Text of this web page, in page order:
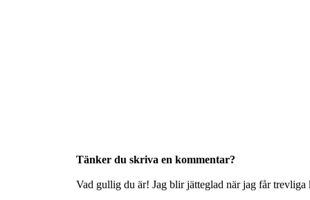
Tänker du skriva en kommentar?
Vad gullig du är! Jag blir jätteglad när jag får trevliga